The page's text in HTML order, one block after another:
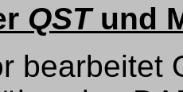
QSTund
bearbeitet